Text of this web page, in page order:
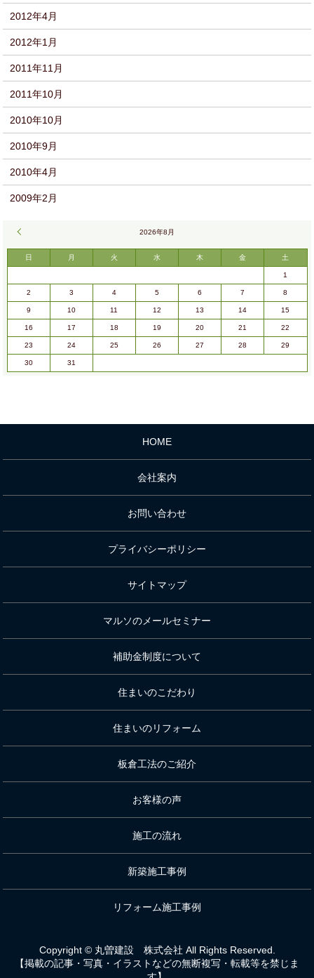
2012年4月
2012年1月
2011年11月
2011年10月
2010年10月
2010年9月
2010年4月
2009年2月
2026年8月
日 月 火 水 木 金 土
1
2 3 4 5 6 7 8
9 10 11 12 13 14 15
16 17 18 19 20 21 22
23 24 25 26 27 28 29
30 31
HOME
会社案内
お問い合わせ
プライバシーポリシー
サイトマップ
マルソのメールセミナー
補助金制度について
住まいのこだわり
住まいのリフォーム
板倉工法のご紹介
お客様の声
施工の流れ
新築施工事例
リフォーム施工事例
Copyright © 丸曽建設 株式会社 All Rights Reserved.
【掲載の記事・写真・イラストなどの無断複写・転載等を禁じま